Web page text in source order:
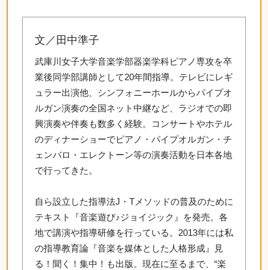
文／田中準子
武庫川女子大学音楽学部器楽学科ピアノ専攻を卒
業後同学部講師として20年間指導。テレビにレギ
ュラー出演他、シンフォニーホールからパイプオ
ルガン演奏の全国ネット中継など、ラジオでの即
興演奏や伴奏も数多く経験。コンサートやホテル
のディナーショーでピアノ・パイプオルガン・チ
ェンバロ・エレクトーン等の演奏活動を日本各地
で行ってきた。
自ら設立した指導法J・Tメソッドの普及のために
テキスト『音楽遊び♪ジョイジック』を発売。各
地で講演や指導研修を行っている。2013年には私
の指導教育論『音楽を媒体とした人格形成』見
る！聞く！集中！も出版。現在に至るまで、“楽